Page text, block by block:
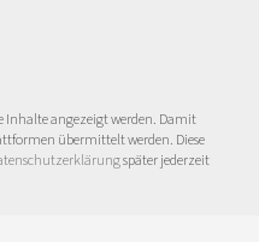
Inhalte angezeigt werden. Damit
übermittelt werden. Diese
später jederzeit